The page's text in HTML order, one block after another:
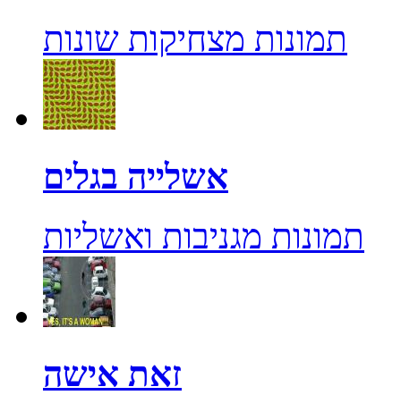
תמונות מצחיקות שונות
אשלייה בגלים
תמונות מגניבות ואשליות
זאת אישה